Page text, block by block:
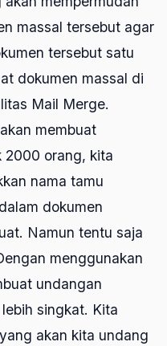
massal tersebut agar
tersebut satu
dokumen massal di
Mail Merge.
membuat
2000 orang, kita
nama tamu
dokumen
Namun tentu saja
menggunakan
undangan
singkat. Kita
akan kita undang